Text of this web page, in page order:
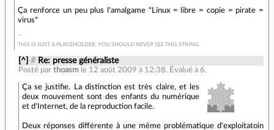
Ça renforce un peu plus l'amalgame "Linux = libre = copie = pirate =
virus"
THIS IS JUST A PLACEHOLDER. YOU SHOULD NEVER SEE THIS STRING.
[^] # Re: presse généraliste
Posté par thoasm le 12 août 2009 à 12:38. Évalué à 6.
Ça se justifie. La distinction est très claire, et les
deux mouvement sont des enfants du numérique
et d'Internet, de la reproduction facile.
Deux réponses différente à une même problématique d'exploitatoin